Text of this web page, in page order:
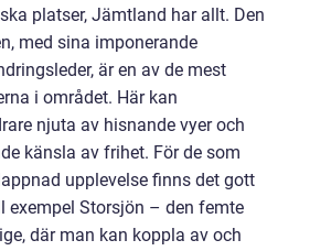
platser, Jämtland har allt. Den
med sina imponerande
är en av de mest
i området. Här kan
njuta av hisnande vyer och
känsla av frihet. För de som
upplevelse finns det gott
exempel Storsjön – den femte
där man kan koppla av och